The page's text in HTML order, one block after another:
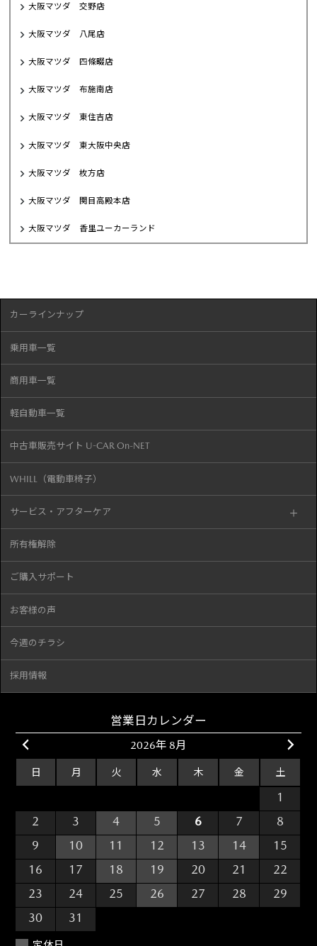
大阪マツダ 交野店
大阪マツダ 八尾店
大阪マツダ 四條畷店
大阪マツダ 布施南店
大阪マツダ 東住吉店
大阪マツダ 東大阪中央店
大阪マツダ 枚方店
大阪マツダ 関目高殿本店
大阪マツダ 香里ユーカーランド
カーラインナップ
乗用車一覧
商用車一覧
軽自動車一覧
中古車販売サイト U-CAR On-NET
WHILL（電動車椅子）
サービス・アフターケア
所有権解除
ご購入サポート
お客様の声
今週のチラシ
採用情報
営業日カレンダー
2026年 8月
日 月 火 水 木 金 土
1
2
3 4 5 6 7
8
9
10 11 12 13 14
15
16
17 18 19 20 21
22
23
24 25 26 27 28
29
30
31